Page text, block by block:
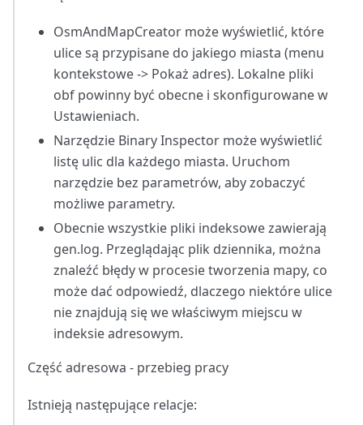
OsmAndMapCreator może wyświetlić, które
ulice są przypisane do jakiego miasta (menu
kontekstowe -> Pokaż adres). Lokalne pliki
obf powinny być obecne i skonfigurowane w
Ustawieniach.
Narzędzie Binary Inspector może wyświetlić
listę ulic dla każdego miasta. Uruchom
narzędzie bez parametrów, aby zobaczyć
możliwe parametry.
Obecnie wszystkie pliki indeksowe zawierają
gen.log. Przeglądając plik dziennika, można
znaleźć błędy w procesie tworzenia mapy, co
może dać odpowiedź, dlaczego niektóre ulice
nie znajdują się we właściwym miejscu w
indeksie adresowym.
Część adresowa - przebieg pracy
Istnieją następujące relacje: